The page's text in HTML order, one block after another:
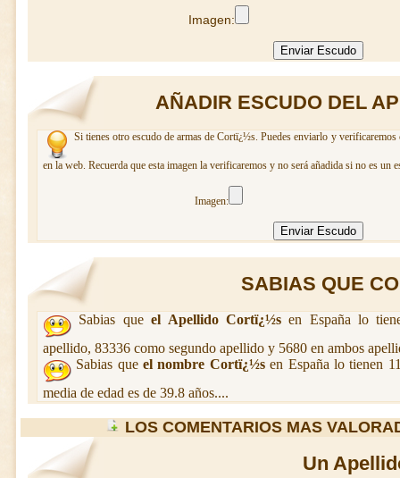
Imagen:
AÑADIR ESCUDO DEL
Si tienes otro escudo de armas de Cortï¿½s. Puedes enviarlo y
en la web. Recuerda que esta imagen la verificaremos y no será añadida si no es un
Imagen:
SABIAS QUE
Sabias queel Apellido Cortï¿½sen España lo
apellido, 83336 como segundo apellido y 5680 en ambos
Sabias queel nombre Cortï¿½sen España lo tienen
media de edad es de 39.8 años....
LOS COMENTARIOS MAS
Un